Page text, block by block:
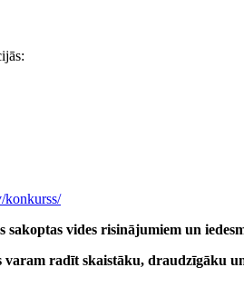
konkurss/
vides risinājumiem un
radīt skaistāku, draudzīgāku